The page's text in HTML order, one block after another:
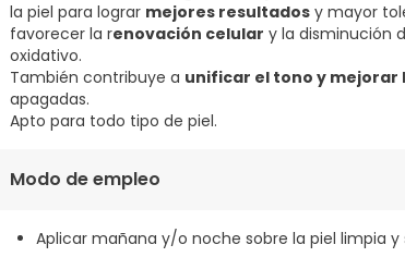
la piel para lograr mejores resultados y mayor
favorecer la renovación celular y la disminución
oxidativo.
También contribuye a unificar el tono y mejorar
apagadas.
Apto para todo tipo de piel.
Modo de empleo
Aplicar mañana y/o noche sobre la piel limpia